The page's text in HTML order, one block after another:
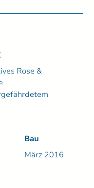
Rose &
Bau
März 2016